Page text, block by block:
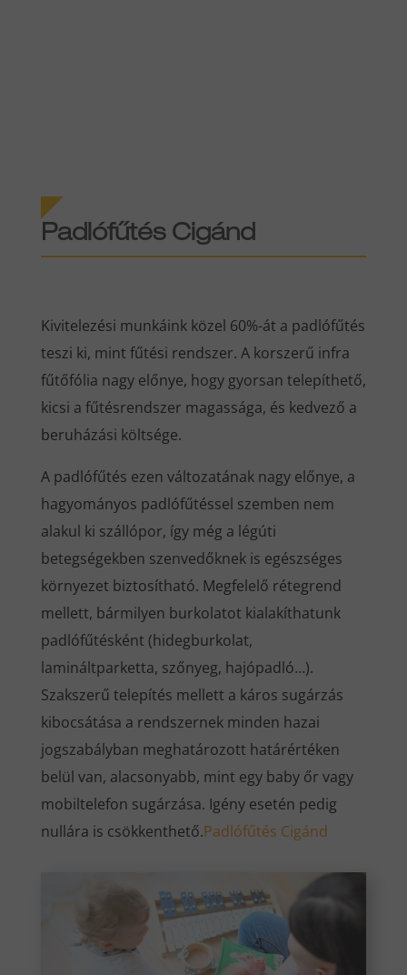
Padlófűtés Cigánd
Kivitelezési munkáink közel 60%-át a padlófűtés
teszi ki, mint fűtési rendszer. A korszerű infra
fűtőfólia nagy előnye, hogy gyorsan telepíthető,
kicsi a fűtésrendszer magassága, és kedvező a
beruházási költsége.
A padlófűtés ezen változatának nagy előnye, a
hagyományos padlófűtéssel szemben nem
alakul ki szállópor, így még a légúti
betegségekben szenvedőknek is egészséges
környezet biztosítható. Megfelelő rétegrend
mellett, bármilyen burkolatot kialakíthatunk
padlófűtésként (hidegburkolat,
lamináltparketta, szőnyeg, hajópadló…).
Szakszerű telepítés mellett a káros sugárzás
kibocsátása a rendszernek minden hazai
jogszabályban meghatározott határértéken
belül van, alacsonyabb, mint egy baby őr vagy
mobiltelefon sugárzása. Igény esetén pedig
nullára is csökkenthető.Padlófűtés Cigánd